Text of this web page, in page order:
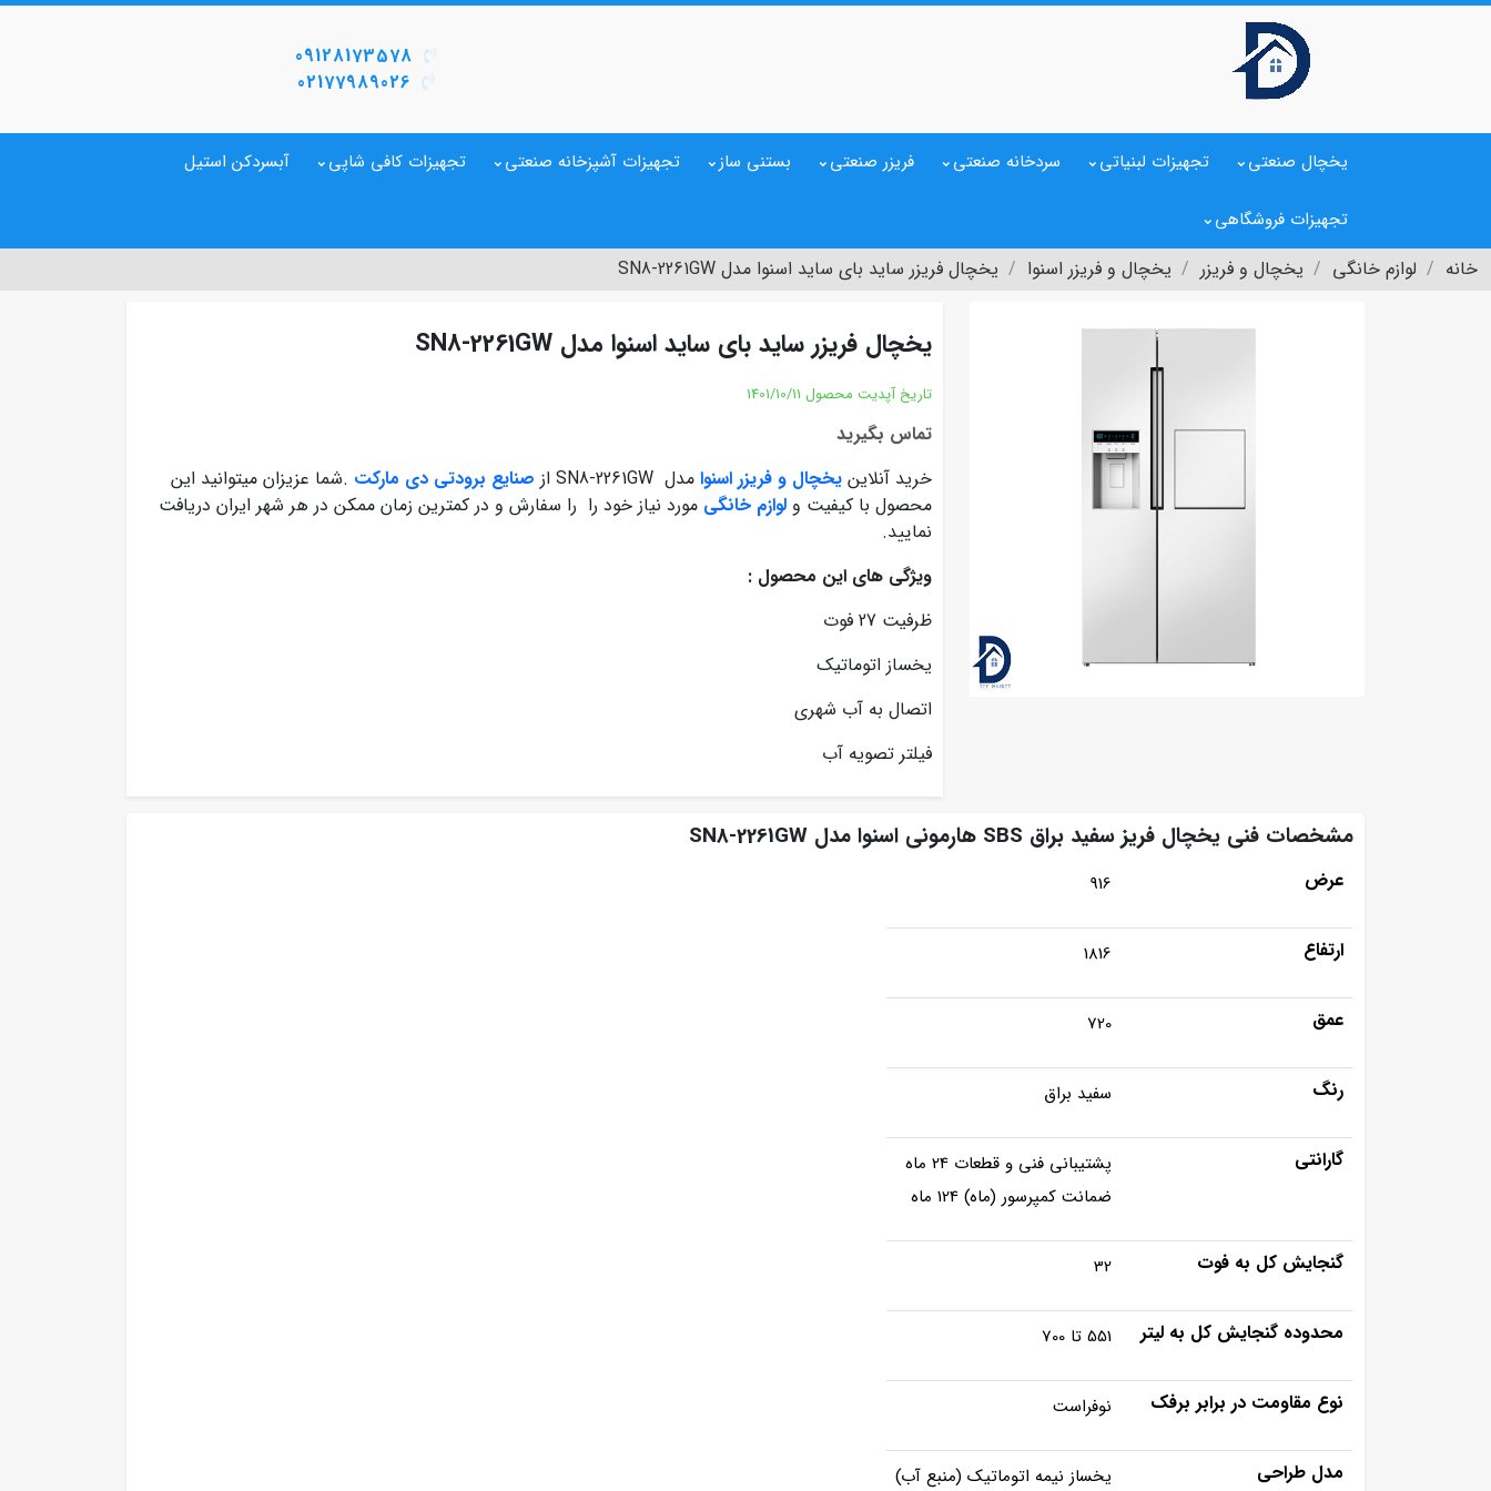
09128173578
02177989026
یخچال صنعتی تجهیزات لبنیاتی سردخانه صنعتی فریزر صنعتی بستنی ساز تجهیزات آشپزخانه صنعتی تجهیزات کافی شاپی آبسردکن استیل
تجهیزات فروشگاهی
خانه لوازم خانگی یخچال و فریزر یخچال و فریزر اسنوا یخچال فریزر ساید بای ساید اسنوا مدل SN8-2261GW
یخچال فریزر ساید بای ساید اسنوا مدل SN8-2261GW
تاریخ آپدیت محصول 1401/10/11
تماس بگیرید
خرید آنلاین یخچال و فریزر اسنوا مدل SN8-2261GW از صنایع برودتی دی مارکت .شما عزیزان میتوانید این
محصول با کیفیت و لوازم خانگی مورد نیاز خود را را سفارش و در کمترین زمان ممکن در هر شهر ایران دریافت
نمایید.
ویژگی های این محصول :
ظرفیت 27 فوت
یخساز اتوماتیک
اتصال به آب شهری
فیلتر تصویه آب
مشخصات فنی یخچال فریز سفید براق SBS هارمونی اسنوا مدل SN8-2261GW
عرض 916
ارتفاع 1816
عمق 720
رنگ سفید براق
گارانتی
پشتیبانی فنی و قطعات 24 ماه
ضمانت کمپرسور (ماه) 124 ماه
گنجایش کل به فوت 32
محدوده گنجایش کل به لیتر 551 تا 700
نوع مقاومت در برابر برفک نوفراست
مدل طراحی یخساز نیمه اتوماتیک (منبع آب)